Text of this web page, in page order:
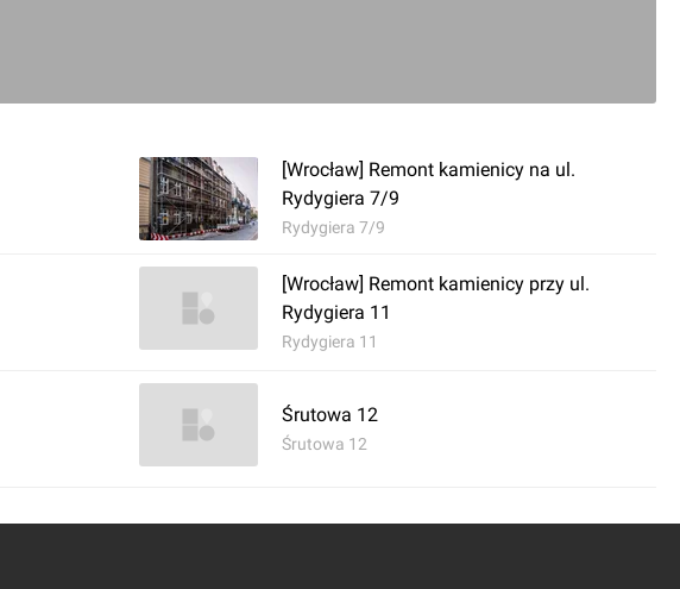
[Wrocław] Remont kamienicy Łokietka 2
[Wrocław] Remont kamienicy na ul.
Rydygiera 7/9
Rydygiera 7/9
[Wrocław] Remont kamienicy przy ul.
Rydygiera 11
Rydygiera 11
Śrutowa 12
Śrutowa 12